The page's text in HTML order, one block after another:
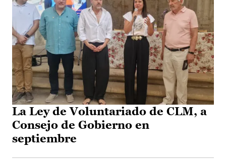
La Ley de Voluntariado de CLM, a
Consejo de Gobierno en
septiembre